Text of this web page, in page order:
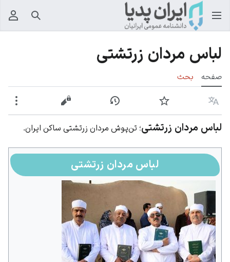
جستجو
لباس مردان زرتشتی
صفحه بحث
زبان پیگیری نمایش تاریخچهنمایش مبدأ
لباس مردان زرتشتی؛ تن‌پوش مردان زرتشتی ساکن ایران.
لباس مردان زرتشتی